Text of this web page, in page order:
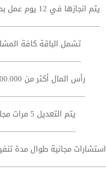
يتم انجازها في 12 يوم عمل بحد أقصى
تشمل الباقة كافة
رأس المال أكثر من 1.000.000$
يتم التعديل 5 مرات مجاناً
استشارات مجانية طوال مدة